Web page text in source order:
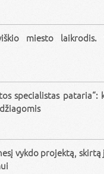
miesto
specialistas
vykdo projektą,